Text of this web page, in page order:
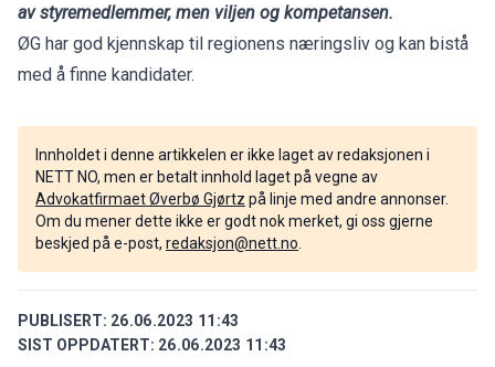
av styremedlemmer, men viljen og kompetansen.
ØG har god kjennskap til regionens næringsliv og kan bistå
med å finne kandidater.
Innholdet i denne artikkelen er ikke laget av redaksjonen i
NETT NO, men er betalt innhold laget på vegne av
Advokatfirmaet Øverbø Gjørtz på linje med andre annonser.
Om du mener dette ikke er godt nok merket, gi oss gjerne
beskjed på e-post, redaksjon@nett.no
PUBLISERT: 26.06.2023 11:43
SIST OPPDATERT: 26.06.2023 11:43